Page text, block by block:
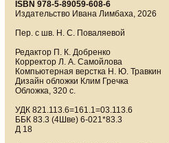
ISBN 978-5-89059-608-6
Издательство Ивана Лимбаха, 2026
Пер. с шв. Н. С. Поваляевой
Редактор П. К. Добренко
Корректор Л. А. Самойлова
Компьютерная верстка Н. Ю. Травкин
Дизайн обложки Клим Гречка
Обложка, 320 с.
УДК 821.113.6=161.1=03.113.6
ББК 83.3 (4Шве) 6-021*83.3
Д 18